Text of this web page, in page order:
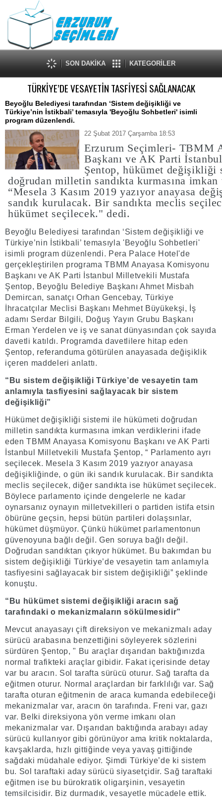
SON DAKİKA KATEGORİLER
TÜRKİYE’DE VESAYETİN TASFİYESİ SAĞLANACAK
Beyoğlu Belediyesi tarafından ‘Sistem değişikliği ve
Türkiye’nin İstikbali’ temasıyla 'Beyoğlu Sohbetleri' isimli
program düzenlendi.
22 Şubat 2017 Çarşamba 18:53
Erzurum Seçimleri- TBMM
Başkanı ve AK Parti
Şentop, hükümet değişikliği
doğrudan milletin sandıkta kurmasına
“Mesela 3 Kasım 2019 yazıyor anayasa
sandık kurulacak. Bir sandıkta meclis
hükümet seçilecek." dedi.
Beyoğlu Belediyesi tarafından ‘Sistem değişikliği ve
Türkiye’nin İstikbali’ temasıyla 'Beyoğlu Sohbetleri'
isimli program düzenlendi. Pera Palace Hotel'de
gerçekleştirilen programa TBMM Anayasa Komisyonu
Başkanı ve AK Parti İstanbul Milletvekili Mustafa
Şentop, Beyoğlu Belediye Başkanı Ahmet Misbah
Demircan, sanatçı Orhan Gencebay, Türkiye
İhracatçılar Meclisi Başkanı Mehmet Büyükekşi, İş
adamı Serdar Bilgili, Doğuş Yayın Grubu Başkanı
Erman Yerdelen ve iş ve sanat dünyasından çok sayıda
davetli katıldı. Programda davetlilere hitap eden
Şentop, referanduma götürülen anayasada değişiklik
içeren maddeleri anlattı.
“Bu sistem değişikliği Türkiye’de vesayetin tam
anlamıyla tasfiyesini sağlayacak bir sistem
değişikliği”
Hükümet değişikliği sistemi ile hükümeti doğrudan
milletin sandıkta kurmasına imkan verdiklerini ifade
eden TBMM Anayasa Komisyonu Başkanı ve AK Parti
İstanbul Milletvekili Mustafa Şentop, “ Parlamento ayrı
seçilecek. Mesela 3 Kasım 2019 yazıyor anayasa
değişikliğinde, o gün iki sandık kurulacak. Bir sandıkta
meclis seçilecek, diğer sandıkta ise hükümet seçilecek.
Böylece parlamento içinde dengelerle ne kadar
oynarsanız oynayın milletvekilleri o partiden istifa etsin
öbürüne geçsin, hepsi bütün partileri dolaşsınlar,
hükümet düşmüyor. Çünkü hükümet parlamentonun
güvenoyuna bağlı değil. Gen soruya bağlı değil.
Doğrudan sandıktan çıkıyor hükümet. Bu bakımdan bu
sistem değişikliği Türkiye’de vesayetin tam anlamıyla
tasfiyesini sağlayacak bir sistem değişikliği” şeklinde
konuştu.
“Bu hükümet sistemi değişikliği aracın sağ
tarafındaki o mekanizmaların sökülmesidir”
Mevcut anayasayı çift direksiyon ve mekanizmalı aday
sürücü arabasına benzettiğini söyleyerek sözlerini
sürdüren Şentop, " Bu araçlar dışarıdan baktığınızda
normal trafikteki araçlar gibidir. Fakat içerisinde detay
var bu aracın. Sol tarafta sürücü oturur. Sağ tarafta da
eğitmen oturur. Normal araçlardan bir farklılığı var. Sağ
tarafta oturan eğitmenin de araca kumanda edebileceği
mekanizmalar var, aracın ön tarafında. Freni var, gazı
var. Belki direksiyona yön verme imkanı olan
mekanizmalar var. Dışarıdan baktığında arabayı aday
sürücü kullanıyor gibi görünüyor ama kritik noktalarda,
kavşaklarda, hızlı gittiğinde veya yavaş gittiğinde
sağdaki müdahale ediyor. Şimdi Türkiye’de ki sistem
bu. Sol taraftaki aday sürücü siyasetçidir. Sağ taraftaki
eğitmen ise bu bürokratik oligarşinin, vesayetin
temsilcisidir. Biz durmadık, vesayetle mücadele ettik.